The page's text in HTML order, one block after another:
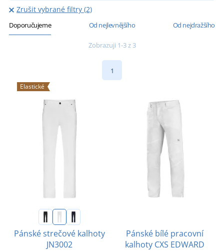
Zrušit vybrané filtry (2)
Doporučujeme Od nejlevnějšího Od nejdražšího
Zobrazuji 1-3 z 3
1
Elastické
Pánské strečové kalhoty
JN3002
Pánské bílé pracovní
kalhoty CXS EDWARD